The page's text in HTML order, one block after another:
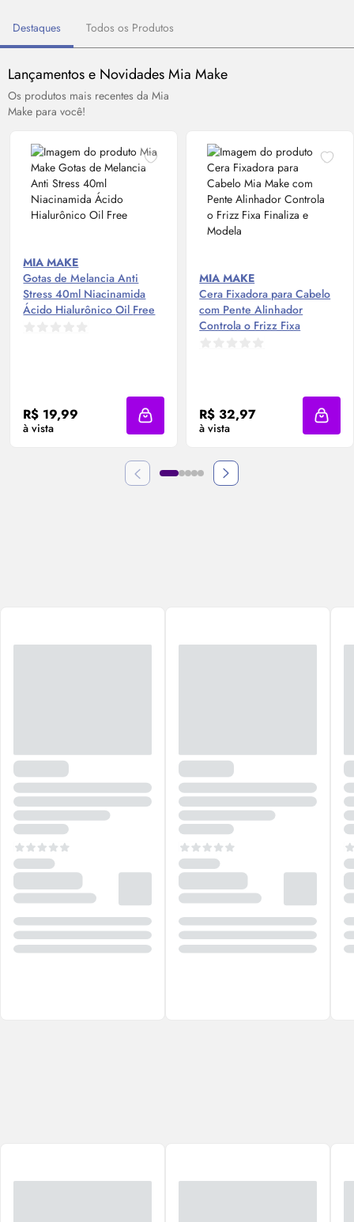
Destaques Todos os Produtos
Lançamentos e Novidades MiaMake
Os produtos mais recentes da Mia
Make para você!
MIA MAKE
Gotas de Melancia Anti
Stress 40ml Niacinamida
Ácido HialurônicoOil Free
R$ 19,99
à vista Adicionar à sacola
MIA MAKE
Cera Fixadora para Cabelo
com Pente Alinhador
Controla o Frizz Fixa
R$ 32,97
à vista